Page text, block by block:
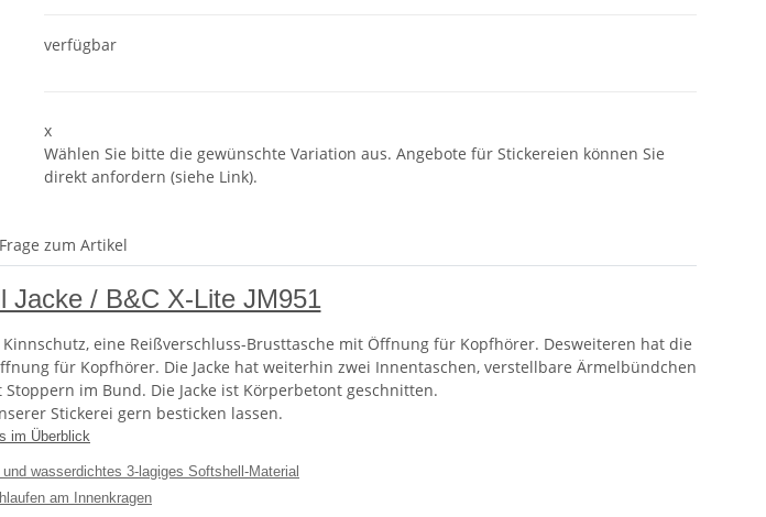
verfügbar
x
Wählen Sie bitte die gewünschte Variation aus. Angebote für Stickereien können Sie
direkt anfordern (siehe Link).
Frage zum Artikel
Jacke / B&C X-Lite JM951
eine Reißverschluss-Brusttasche mit Öffnung für Kopfhörer. Desweiteren hat die
für Kopfhörer. Die Jacke hat weiterhin zwei Innentaschen, verstellbare Ärmelbündchen
im Bund. Die Jacke ist Körperbetont geschnitten.
Stickerei gern besticken lassen.
im Überblick
wasserdichtes 3-lagiges Softshell-Material
am Innenkragen